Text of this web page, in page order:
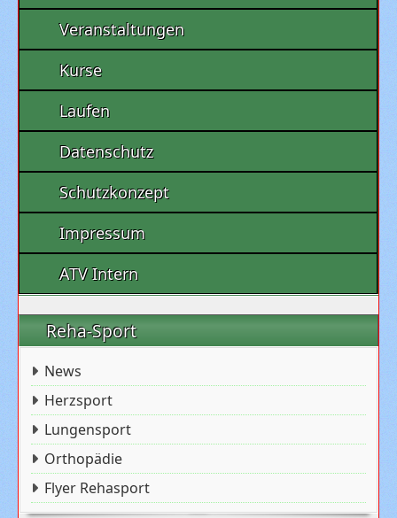
Veranstaltungen
Kurse
Laufen
Datenschutz
Schutzkonzept
Impressum
ATV Intern
Reha-Sport
News
Herzsport
Lungensport
Orthopädie
Flyer Rehasport